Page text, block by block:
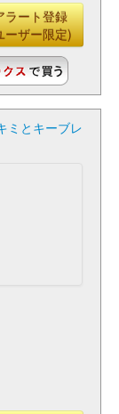
ラート登録
ーザー限定)
ミとキーブレ